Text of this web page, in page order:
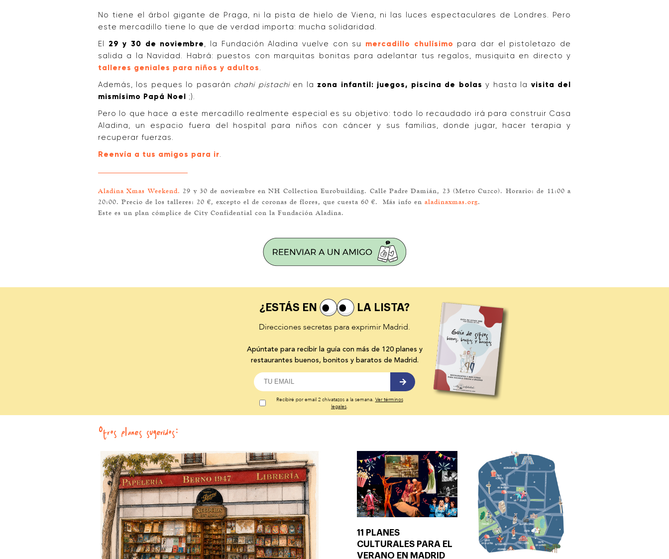
No tiene el árbol gigante de Praga, ni la pista de hielo de Viena, ni las luces espectaculares de Londres. Pero
este mercadillo tiene lo que de verdad importa: mucha solidaridad.
El 29 y 30 de noviembre, la Fundación Aladina vuelve con su mercadillo chulísimo para dar el pistoletazo de
salida a la Navidad. Habrá: puestos con marquitas bonitas para adelantar tus regalos, musiquita en directo y
talleres geniales para niños y adultos.
Además, los peques lo pasarán chahi pistachien la zona infantil: juegos, piscina de bolas y hasta la visita del
mismísimo Papá Noel ;).
Pero lo que hace a este mercadillo realmente especial es su objetivo: todo lo recaudado irá para construir Casa
Aladina, un espacio fuera del hospital para niños con cáncer y sus familias, donde jugar, hacer terapia y
recuperar fuerzas.
Reenvía a tus amigos para ir.
Aladina Xmas Weekend. 29 y 30 de noviembre en NH Collection Eurobuilding. Calle Padre Damián, 23 (Metro Cuzco). Horario: de 11:00 a
20:00. Precio de los talleres: 20 €, excepto el de coronas de flores, que cuesta 60 €. Más info en aladinaxmas.org.
Este es un plan cómplice de City Confidential con la Fundación Aladina.
¿ESTÁS EN
LA LISTA?
Direcciones secretas para exprimir Madrid.
Apúntate para recibir la guía con más de 120 planes y
restaurantes buenos, bonitos y baratos de Madrid.
Recibiré por email 2 chivatazos a la semana. Ver términos
legales.
Otros planes sugeridos:
11 PLANES
CULTURALES PARA EL
VERANO EN MADRID